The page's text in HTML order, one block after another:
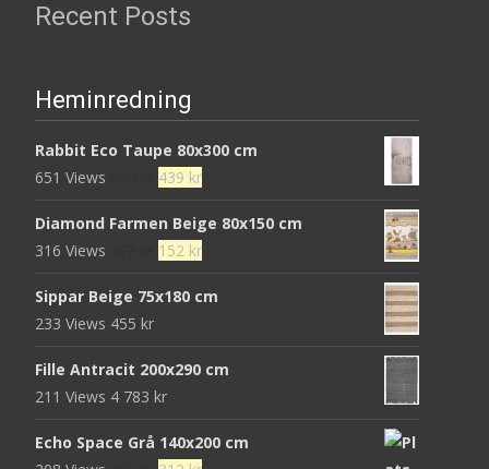
Recent Posts
Heminredning
Rabbit Eco Taupe 80x300 cm
651 Views
Det
priset
var:
439 krDet
priset
är:
Diamond Farmen Beige 80x150 cm
316 Views
Det
priset
152 krDet
priset
Sippar Beige 75x180 cm
233 Views 455 kr
Fille Antracit 200x290 cm
211 Views 4 783 kr
Echo Space Grå 140x200 cm